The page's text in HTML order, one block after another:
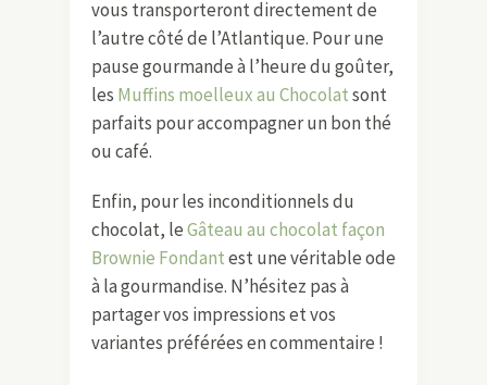
vous transporteront directement de
l’autre côté de l’Atlantique. Pour une
pause gourmande à l’heure du goûter,
les Muffins moelleux au Chocolatsont
parfaits pour accompagner un bon thé
ou café.
Enfin, pour les inconditionnels du
chocolat, leGâteau au chocolat façon
Brownie Fondantest une véritable ode
à la gourmandise. N’hésitez pas à
partager vos impressions et vos
variantes préférées en commentaire !